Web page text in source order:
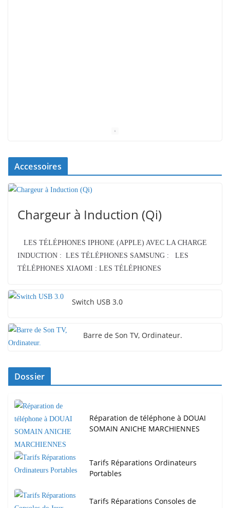
Accessoires
Chargeur à Induction (Qi)
LES TÉLÉPHONES IPHONE (APPLE) AVEC LA CHARGE
INDUCTION : LES TÉLÉPHONES SAMSUNG : LES
TÉLÉPHONES XIAOMI : LES TÉLÉPHONES
Switch USB 3.0
Barre de Son TV, Ordinateur.
Dossier
Réparation de téléphone à DOUAI
SOMAIN ANICHE MARCHIENNES
Tarifs Réparations Ordinateurs
Portables
Tarifs Réparations Consoles de